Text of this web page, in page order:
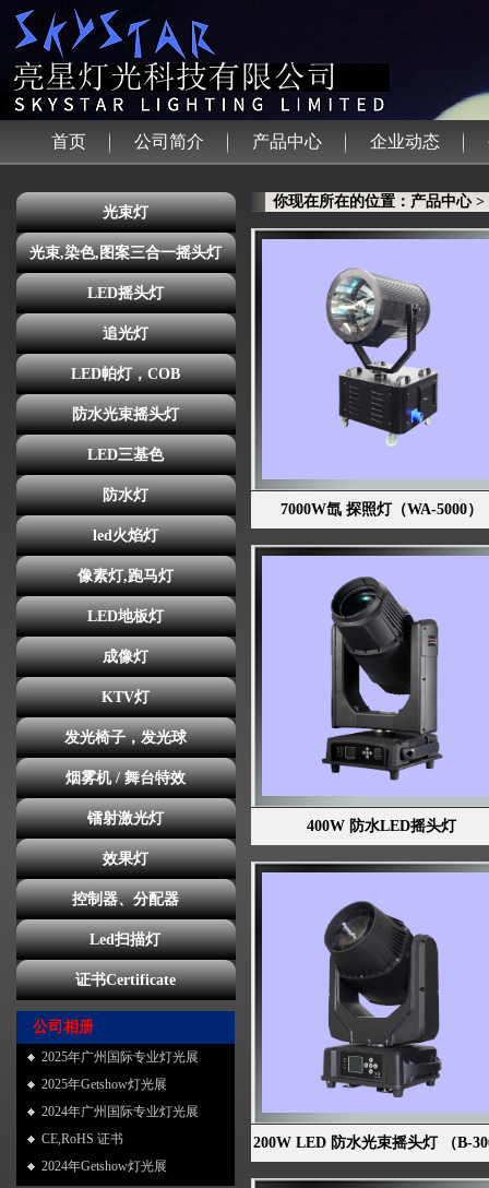
首页 公司简介 产品中心 企业动态
光束灯
光束,染色,图案三合一摇头灯
LED摇头灯
追光灯
LED帕灯，COB
防水光束摇头灯
LED三基色
防水灯
led火焰灯
像素灯,跑马灯
LED地板灯
成像灯
KTV灯
发光椅子，发光球
烟雾机 / 舞台特效
镭射激光灯
效果灯
控制器、分配器
Led扫描灯
证书Certificate
公司相册
2025年广州国际专业灯光展
2025年Getshow灯光展
2024年广州国际专业灯光展
CE,RoHS 证书
2024年Getshow灯光展
你现在所在的位置：产品中心
7000W氙 探照灯（WA-5000）
400W 防水LED摇头灯
200W LED 防水光束摇头灯 （B-